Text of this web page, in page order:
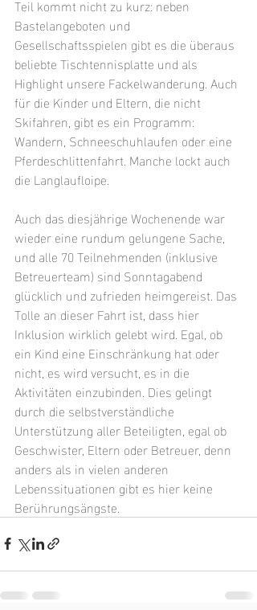
Teil kommt nicht zu kurz: neben
Bastelangeboten und
Gesellschaftsspielen gibt es die überaus
beliebte Tischtennisplatte und als
Highlight unsere Fackelwanderung. Auch
für die Kinder und Eltern, die nicht
Skifahren, gibt es ein Programm:
Wandern, Schneeschuhlaufen oder eine
Pferdeschlittenfahrt. Manche lockt auch
die Langlaufloipe.
Auch das diesjährige Wochenende war
wieder eine rundum gelungene Sache,
und alle 70 Teilnehmenden (inklusive
Betreuerteam) sind Sonntagabend
glücklich und zufrieden heimgereist. Das
Tolle an dieser Fahrt ist, dass hier
Inklusion wirklich gelebt wird. Egal, ob
ein Kind eine Einschränkung hat oder
nicht, es wird versucht, es in die
Aktivitäten einzubinden. Dies gelingt
durch die selbstverständliche
Unterstützung aller Beteiligten, egal ob
Geschwister, Eltern oder Betreuer, denn
anders als in vielen anderen
Lebenssituationen gibt es hier keine
Berührungsängste.